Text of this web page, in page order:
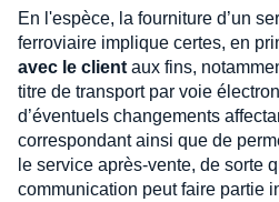
En l'espèce, la fourniture d’un
ferroviaire implique certes, en
avec le client aux fins,
titre de transport par voie
d’éventuels changements
correspondant ainsi que de
le service après-vente, de sorte
communication peut faire partie